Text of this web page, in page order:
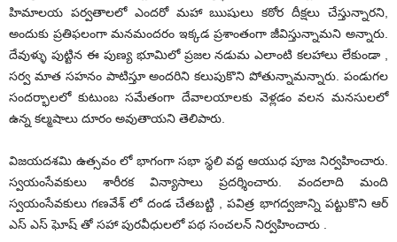
హిమాలయ పర్వతాలలో ఎందరో మహా ఋషులు కఠోర దీక్షలు చేస్తున్నారని,
అందుకు ప్రతిఫలంగా మనమందరం ఇక్కడ ప్రశాంతంగా జీవిస్తున్నామని అన్నారు.
దేవుళ్ళు పుట్టిన ఈ పుణ్య భూమిలో ప్రజల నడుమ ఎలాంటి కలహాలు లేకుండా ,
సర్వ మాత సహనం పాటిస్తూ అందరిని కలుపుకొని పోతున్నామన్నారు. పండుగల
సందర్భాలలో కుటుంబ సమేతంగా దేవాలయాలకు వెళ్లడం వలన మనసులలో
ఉన్న కల్మషాలు దూరం అవుతాయని తెలిపారు.
విజయదశమి ఉత్సవం లో భాగంగా సభా స్థలి వద్ద ఆయుధ పూజ నిర్వహించారు.
స్వయంసేవకులు శారీరక విన్యాసాలు ప్రదర్శించారు. వందలాది మంది
స్వయంసేవకులు గణవేశ్ లో దండ చేతబట్టి , పవిత్ర భాగద్వజాన్ని పట్టుకొని ఆర్
ఎస్ ఎస్ ఘోష్ తో సహా పురవీధులలో పథ సంచలన్ నిర్వహించారు .